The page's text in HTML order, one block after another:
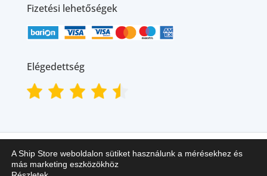
Fizetési lehetőségek
Elégedettség
A Ship Store weboldalon sütiket használunk a mérésekhez és
más marketing eszközökhöz